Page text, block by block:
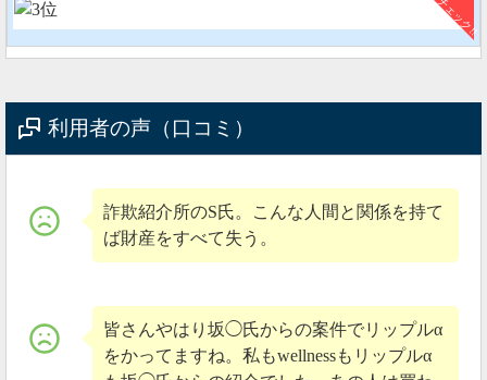
失が出ます。
は8月8日にバーン実施予定
れる予定です。
https://twitter.com/vlo_olvlp_qlv/status/1291160943846666245
影響はありません。
利用者の声（口コミ）
詐欺紹介所のS氏。こんな人間と関係を持て
ば財産をすべて失う。
皆さんやはり坂◯氏からの案件でリップルα
をかってますね。私もwellnessもリップルα